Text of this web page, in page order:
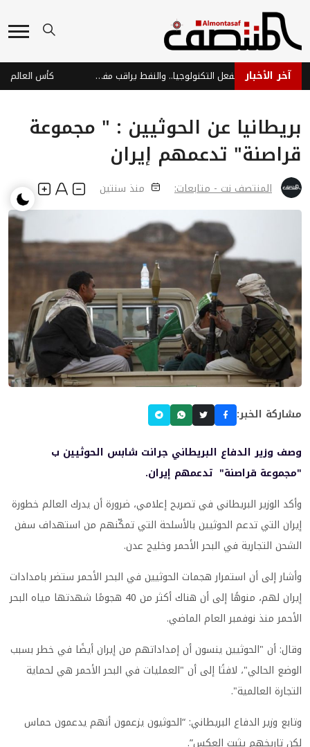
آخر الأخبار أسواق آسيا تتراجع بفعل التكنولوجيا.. والنفط يراقب مفاوضات السلام
بريطانيا عن الحوثيين : " مجموعة
قراصنة" تدعمهم إيران
المنتصف نت - متابعات: منذ سنتين
مشاركة الخبر:
وصف وزير الدفاع البريطاني جرانت شابس الحوثيين ب
"مجموعة قراصنة" تدعمهم إيران.
وأكد الوزير البريطاني في تصريح إعلامي، ضرورة أن يدرك العالم خطورة
إيران التي تدعم الحوثيين بالأسلحة التي تمكّنهم من استهداف سفن
الشحن التجارية في البحر الأحمر وخليج عدن.
وأشار إلى أن استمرار هجمات الحوثيين في البحر الأحمر ستضر بامدادات
إيران لهم، منوهًا إلى أن هناك أكثر من 40 هجومًا شهدتها مياه البحر
الأحمر منذ نوفمبر العام الماضي.
وقال: أن "الحوثيين ينسون أن إمداداتهم من إيران أيضًا في خطر بسبب
الوضع الحالي"، لافتًا إلى أن "العمليات في البحر الأحمر هي لحماية
التجارة العالمية".
وتابع وزير الدفاع البريطاني: “الحوثيون يزعمون أنهم يدعمون حماس
لكن تاريخهم يثبت العكس”.